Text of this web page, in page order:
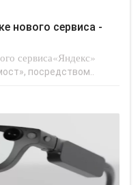
сервиса«Яндекс»
посредством..